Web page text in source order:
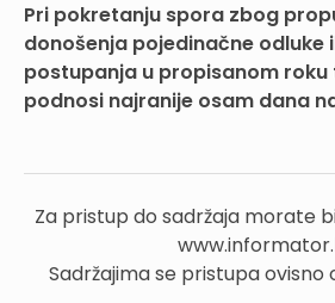
Pri pokretanju spora zbog
donošenja pojedinačne odluke
postupanja u propisanom roku
podnosi najranije osam dana
Za pristup do sadržaja morate
Sadržajima se pristupa ovisno